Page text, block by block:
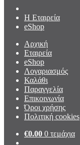
Η Εταιρεία
eShop
Αρχική
Εταιρεία
eShop
Λογαριασμός
Καλάθι
Παραγγελία
Επικοινωνία
Όροι χρήσης
Πολιτική cookies
€0.00 0 τεμάχια